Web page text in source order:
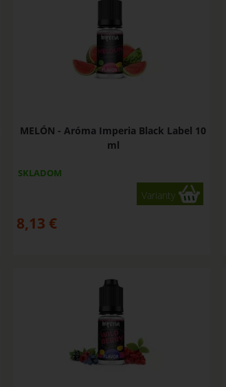
MELÓN - Aróma Imperia Black Label 10
ml
SKLADOM
Varianty
8,13 €